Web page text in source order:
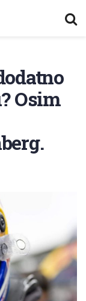
Osim